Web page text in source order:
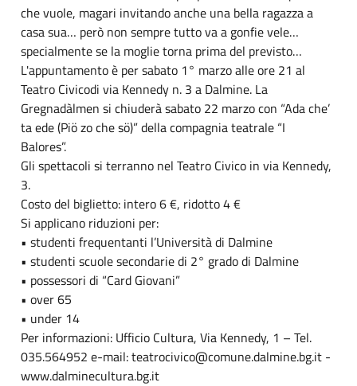
che vuole, magari invitando anche una bella ragazza a
casa sua… però non sempre tutto va a gonfie vele…
specialmente se la moglie torna prima del previsto…
L'appuntamento è per sabato 1° marzo alle ore 21 al
Teatro Civicodi via Kennedy n. 3 a Dalmine. La
Gregnadàlmen si chiuderà sabato 22 marzo con “Ada che’
ta ede (Piö zo che sö)” della compagnia teatrale “I
Balores”.
Gli spettacoli si terranno nel Teatro Civico in via Kennedy,
3.
Costo del biglietto: intero 6 €, ridotto 4 €
Si applicano riduzioni per:
• studenti frequentanti l’Università di Dalmine
• studenti scuole secondarie di 2° grado di Dalmine
• possessori di “Card Giovani”
• over 65
• under 14
Per informazioni: Ufficio Cultura, Via Kennedy, 1 – Tel.
035.564952 e-mail: teatrocivico@comune.dalmine.bg.it -
www.dalminecultura.bg.it